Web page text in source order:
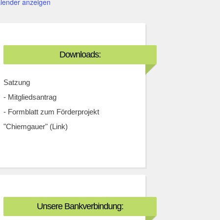
Downloads:
Satzung
- Mitgliedsantrag
- Formblatt zum Förderprojekt
"Chiemgauer" (Link)
Unsere Bankverbindung: